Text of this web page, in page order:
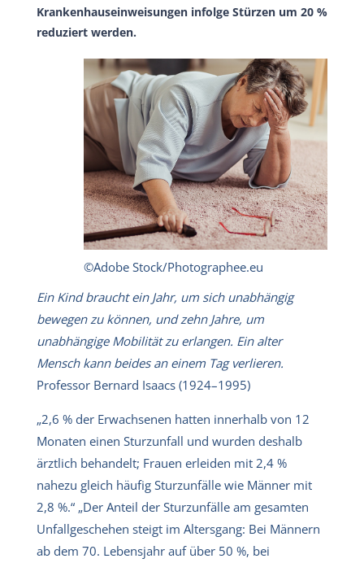
Krankenhauseinweisungen infolge Stürzen um 20 %
reduziert werden.
©Adobe Stock/Photographee.eu
Ein Kind braucht ein Jahr, um sich unabhängig
bewegen zu können, und zehn Jahre, um
unabhängige Mobilität zu erlangen. Ein alter
Mensch kann beides an einem Tag verlieren.
Professor Bernard Isaacs (1924–1995)
„2,6 % der Erwachsenen hatten innerhalb von 12
Monaten einen Sturzunfall und wurden deshalb
ärztlich behandelt; Frauen erleiden mit 2,4 %
nahezu gleich häufig Sturzunfälle wie Männer mit
2,8 %.“ „Der Anteil der Sturzunfälle am gesamten
Unfallgeschehen steigt im Altersgang: Bei Männern
ab dem 70. Lebensjahr auf über 50 %, bei